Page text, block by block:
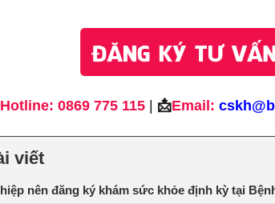
Hotline: 0869 775 115 📩Email:
viết
nên đăng ký khám sức khỏe định kỳ tại